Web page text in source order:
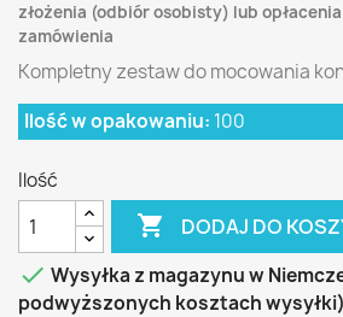
złożenia (odbiór osobisty) lub
zamówienia
Kompletny zestaw do mocowania
Ilość w opakowaniu: 100
Ilość
 DODAJ DO
 Wysyłka z magazynu w
podwyższonych kosztach wysyłki)